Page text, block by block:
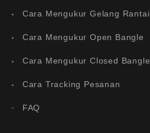
Cara Mengukur Gelang Rantai
Cara Mengukur Open Bangle
Cara Mengukur Closed Bangle
Cara Tracking Pesanan
FAQ